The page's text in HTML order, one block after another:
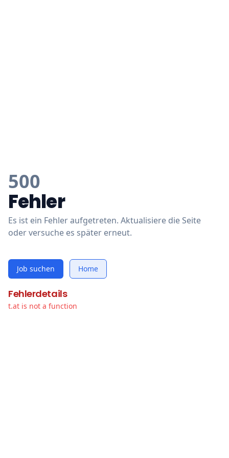
500
Fehler
Es ist ein Fehler aufgetreten. Aktualisiere die Seite
oder versuche es später erneut.
Job suchen Home
Fehlerdetails
t.at is not a function